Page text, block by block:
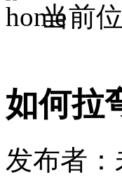
当前
如何拉
发布者：